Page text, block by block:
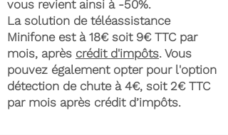
vous revient ainsi à -50%.
La solution de téléassistance
Minifone est à 18€ soit 9€ TTC par
mois, après crédit d'impôts. Vous
pouvez également opter pour l'option
détection de chute à 4€, soit 2€ TTC
par mois après crédit d’impôts.